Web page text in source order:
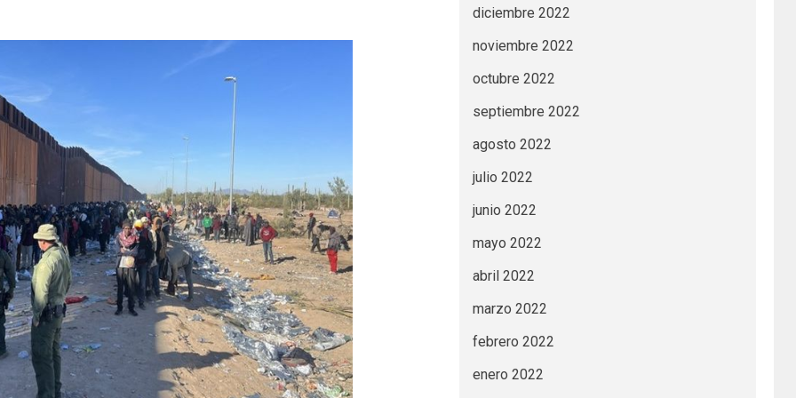
diciembre 2022
noviembre 2022
octubre 2022
septiembre 2022
agosto 2022
julio 2022
junio 2022
mayo 2022
abril 2022
marzo 2022
febrero 2022
enero 2022